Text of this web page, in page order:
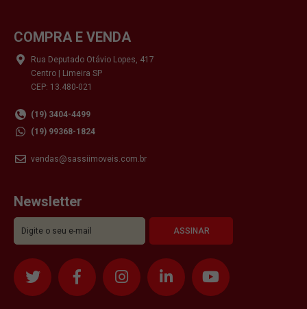
COMPRA E VENDA
Rua Deputado Otávio Lopes, 417
Centro | Limeira SP
CEP: 13.480-021
(19) 3404-4499
(19) 99368-1824
vendas@sassiimoveis.com.br
Newsletter